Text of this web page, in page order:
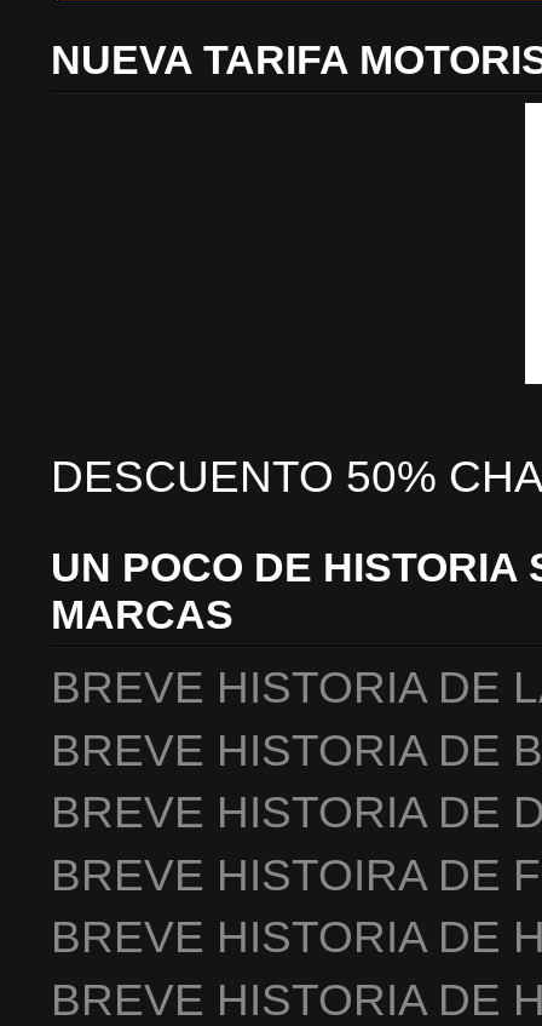
NUEVA TARIFA
DESCUENTO 50%
UN POCO DE HISTORIA
MARCAS
BREVE HISTORIA DE
BREVE HISTORIA DE
BREVE HISTORIA DE
BREVE HISTOIRA DE
BREVE HISTORIA DE
BREVE HISTORIA DE